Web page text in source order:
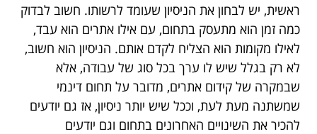
ראשית, יש לבחון את הניסיון שעומד לרשותו. חשוב לבדוק
כמה זמן הוא מתעסק בתחום, עם אילו אתרים הוא עבד,
לאילו מקומות הוא הצליח לקדם אותם. הניסיון הוא חשוב,
לא רק בגלל שיש לו ערך בכל סוג של עבודה, אלא
שבמקרה של קידום אתרים, מדובר על תחום דינמי
שמשתנה מעת לעת, וככל שיש יותר ניסיון, אז גם יודעים
להכיר את השינויים האחרונים בתחום וגם יודעים